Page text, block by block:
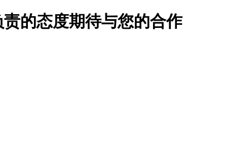
的态度期待与您的合作